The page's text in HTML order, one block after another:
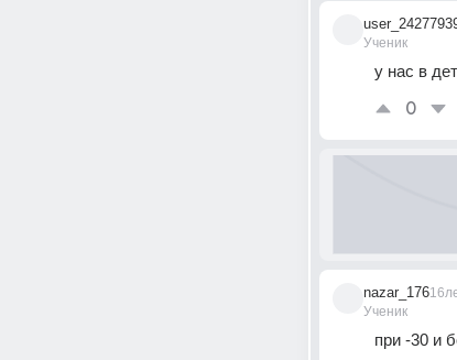
Ученик
у нас в
0
nazar_176
Ученик
при -30 и